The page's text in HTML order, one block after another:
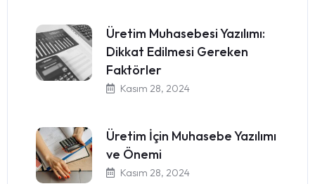
Üretim Muhasebesi Yazılımı:
Dikkat Edilmesi Gereken
Faktörler
Kasım 28, 2024
Üretim İçin Muhasebe Yazılımı
ve Önemi
Kasım 28, 2024